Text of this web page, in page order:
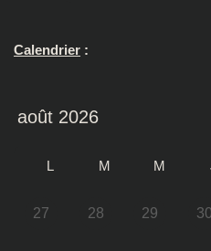
Calendrier :
L M M
27 28 29 30